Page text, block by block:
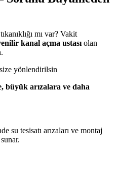
mı var? Vakit
kanal açma ustası olan
yönlendirilsin
büyük arızalara ve daha
su tesisatı arızaları ve montaj